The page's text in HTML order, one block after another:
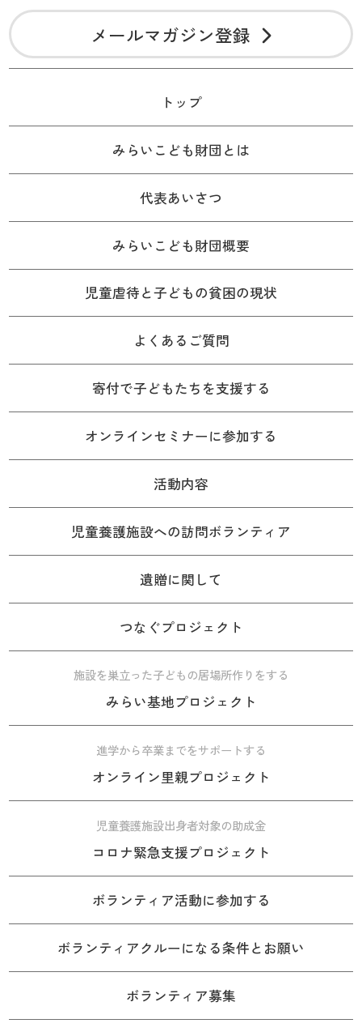
メールマガジン登録
トップ
みらいこども財団とは
代表あいさつ
みらいこども財団概要
児童虐待と子どもの貧困の現状
よくあるご質問
寄付で子どもたちを支援する
オンラインセミナーに参加する
活動内容
児童養護施設への訪問ボランティア
遺贈に関して
つなぐプロジェクト
施設を巣立った子どもの居場所作りをする
みらい基地プロジェクト
進学から卒業までをサポートする
オンライン里親プロジェクト
児童養護施設出身者対象の助成金
コロナ緊急支援プロジェクト
ボランティア活動に参加する
ボランティアクルーになる条件とお願い
ボランティア募集